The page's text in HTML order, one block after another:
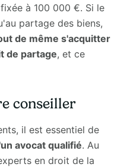
à 100 000 €. Si le
partage des biens,
de même s'acquitter
de partage, et ce
conseiller
il est essentiel de
avocat qualifié. Au
en droit de la